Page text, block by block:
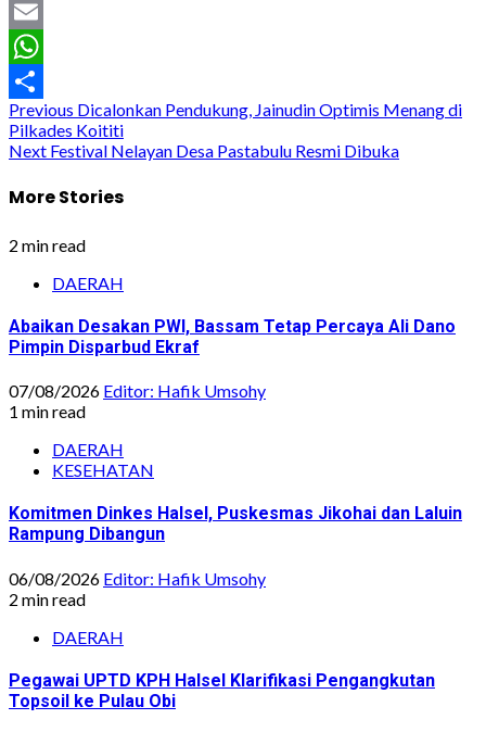
Twitter
Email
WhatsApp
Share
Post
navigation
Previous Dicalonkan Pendukung, Jainudin Optimis Menang di
Pilkades Koititi
Next Festival Nelayan Desa Pastabulu Resmi Dibuka
More Stories
2 min read
DAERAH
Abaikan Desakan PWI, Bassam Tetap Percaya Ali Dano
Pimpin Disparbud Ekraf
07/08/2026 Editor: Hafik Umsohy
1 min read
DAERAH
KESEHATAN
Komitmen Dinkes Halsel, Puskesmas Jikohai dan Laluin
Rampung Dibangun
06/08/2026 Editor: Hafik Umsohy
2 min read
DAERAH
Pegawai UPTD KPH Halsel Klarifikasi Pengangkutan
Topsoil ke Pulau Obi